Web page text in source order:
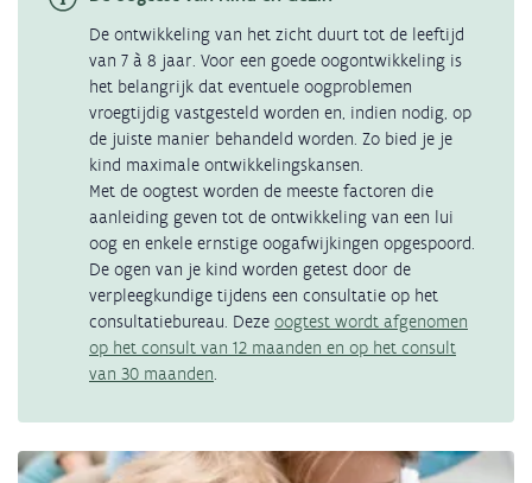
De ontwikkeling van het zicht duurt tot de leeftijd
van 7 à 8 jaar. Voor een goede oogontwikkeling is
het belangrijk dat eventuele oogproblemen
vroegtijdig vastgesteld worden en, indien nodig, op
de juiste manier behandeld worden. Zo bied je je
kind maximale ontwikkelingskansen.
Met de oogtest worden de meeste factoren die
aanleiding geven tot de ontwikkeling van een lui
oog en enkele ernstige oogafwijkingen opgespoord.
De ogen van je kind worden getest door de
verpleegkundige tijdens een consultatie op het
consultatiebureau. Deze oogtest wordt afgenomen
op het consult van 12 maanden en op het consult
van 30 maanden.